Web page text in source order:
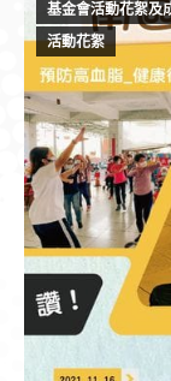
基金會活動花絮及
活動花絮